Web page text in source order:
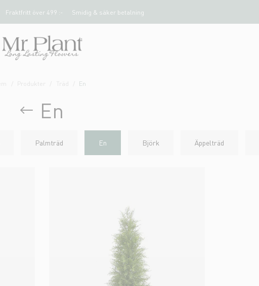
Fraktfritt över 499 :- Smidig & säker betalning
Produkter Träd En
En
Palmträd En Björk Äppelträd